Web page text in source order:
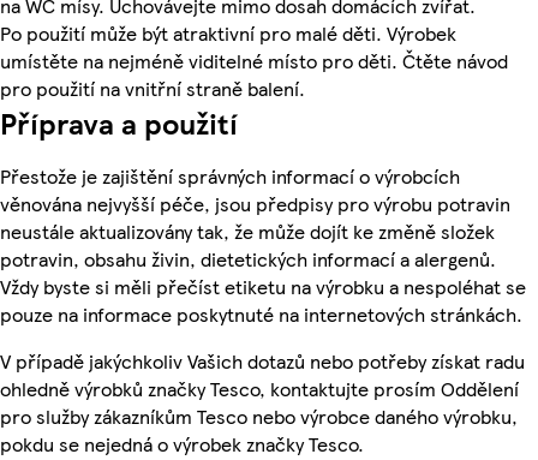
Po použití může být atraktivní pro malé děti. Výrobek
umístěte na nejméně viditelné místo pro děti. Čtěte návod
pro použití na vnitřní straně balení.
Příprava a použití
Přestože je zajištění správných informací o výrobcích
věnována nejvyšší péče, jsou předpisy pro výrobu potravin
neustále aktualizovány tak, že může dojít ke změně složek
potravin, obsahu živin, dietetických informací a alergenů.
Vždy byste si měli přečíst etiketu na výrobku a nespoléhat se
pouze na informace poskytnuté na internetových stránkách.
V případě jakýchkoliv Vašich dotazů nebo potřeby získat radu
ohledně výrobků značky Tesco, kontaktujte prosím Oddělení
pro služby zákazníkům Tesco nebo výrobce daného výrobku,
pokdu se nejedná o výrobek značky Tesco.